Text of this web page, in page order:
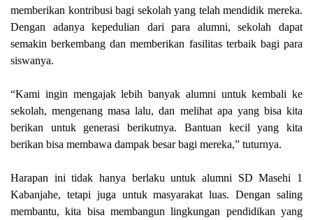
memberikan kontribusi bagi sekolah yang telah mendidik mereka.
Dengan adanya kepedulian dari para alumni, sekolah dapat
semakin berkembang dan memberikan fasilitas terbaik bagi para
siswanya.
“Kami ingin mengajak lebih banyak alumni untuk kembali ke
sekolah, mengenang masa lalu, dan melihat apa yang bisa kita
berikan untuk generasi berikutnya. Bantuan kecil yang kita
berikan bisa membawa dampak besar bagi mereka,” tuturnya.
Harapan ini tidak hanya berlaku untuk alumni SD Masehi 1
Kabanjahe, tetapi juga untuk masyarakat luas. Dengan saling
membantu, kita bisa membangun lingkungan pendidikan yang